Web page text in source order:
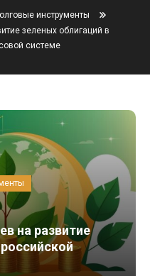
инструменты
зеленых облигаций в
системе
на развитие